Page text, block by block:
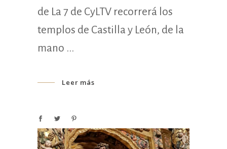
de La 7 de CyLTV recorrerá los
templos de Castilla y León, de la
mano
Leer más